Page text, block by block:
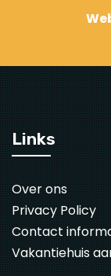
Links
Over ons
Privacy Policy
Contact
Vakantiehuis